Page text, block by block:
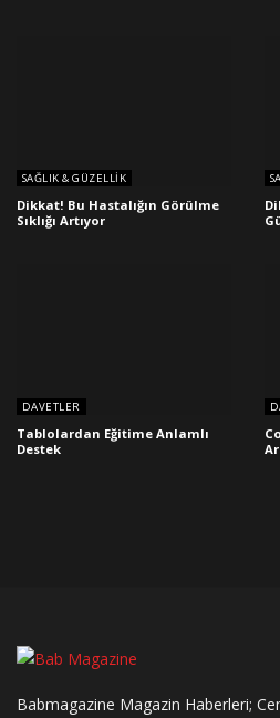
SAĞLIK & GÜZELLIK
Dikkat! Bu Hastalığın Görülme
Sıklığı Artıyor
DAVETLER
Tablolardan Eğitime Anlamlı
Destek
Babmagazine Magazin Haberleri;